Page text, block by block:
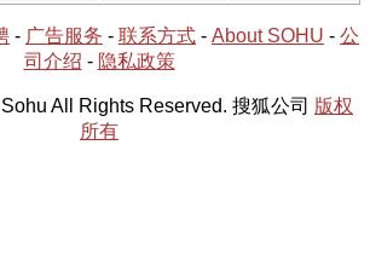
- 广告服务 - 联系方式 - About SOHU - 公
司介绍 - 隐私政策
All Rights Reserved. 搜狐公司 版权
所有